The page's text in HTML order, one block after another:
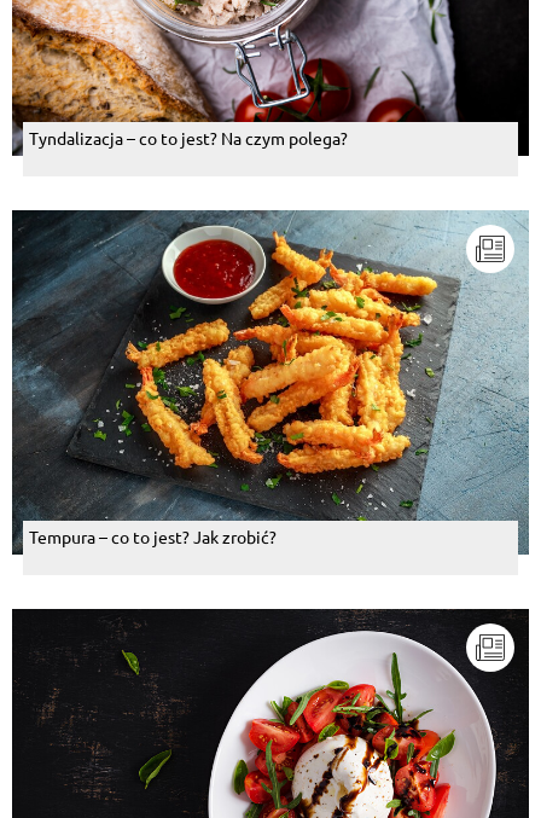
Tyndalizacja – co to jest? Na czym polega?
Tempura – co to jest? Jak zrobić?